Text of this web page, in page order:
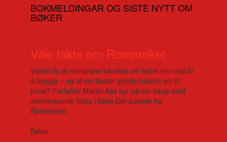
BOKMELDINGAR OG SISTE NYTT OM
BØKER
Ville fakta om Romarriket
Visste du at romarane kanskje var betre enn oss til
å byggja – og at ein keisar gjorde hesten sin til
prest? Forfattar Martin Aas byr på ein haug med
overraskande fakta i boka Det kuleste fra
Romerriket.
Bøker